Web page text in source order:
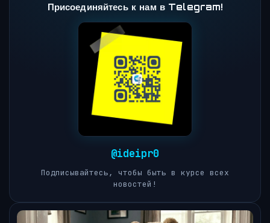
Присоединяйтесь к нам в Telegram!
@ideipr0
Подписывайтесь, чтобы быть в курсе всех
новостей!